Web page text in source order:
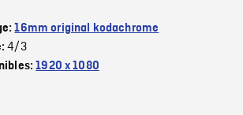
16mm original kodachrome
4/3
1920 x 1080